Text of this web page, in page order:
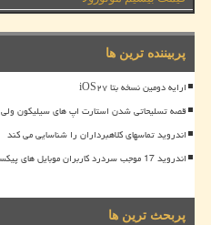
پربیننده ترین ها
ارایه دومین نسخه بتا iOS۲۷
قصه تسلیحاتی شدن استارت اپ های سیلیکون ولی
اندروید تماسهای کلاهبرداران را شناسایی می کند
اندروید 17 موجب سردرد کاربران موبایل های پیکسل شد
پربحث ترین ها